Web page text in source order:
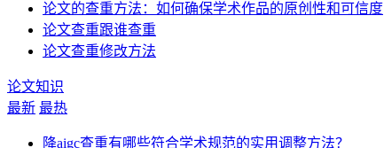
论文的查重方法：如何确保学术作品的原创性和可信度
论文查重跟谁查重
论文查重修改方法
论文知识
最新 最热
降aigc查重有哪些符合学术规范的实用调整方法？